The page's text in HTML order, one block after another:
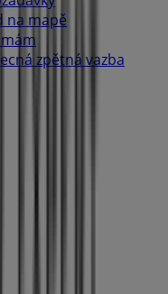
na mapě
zpětná vazba